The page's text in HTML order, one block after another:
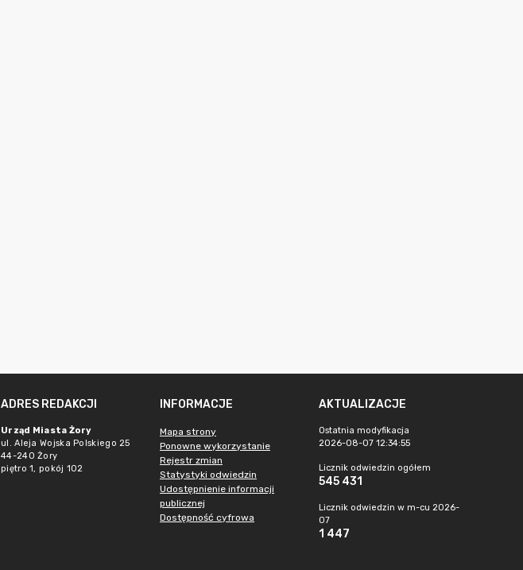
ADRES REDAKCJI
Urząd Miasta Żory
ul. Aleja Wojska Polskiego 25
44-240 Żory
piętro 1, pokój 102
INFORMACJE
Mapa strony
Ponowne wykorzystanie
Rejestr zmian
Statystyki odwiedzin
Udostępnienie informacji
publicznej
Dostępność cyfrowa
AKTUALIZACJE
Ostatnia modyfikacja
2026-08-07 12:34:55
Licznik odwiedzin ogółem
545 431
Licznik odwiedzin w m-cu 2026-
07
1 447